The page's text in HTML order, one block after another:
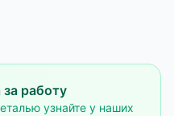
работу
узнайте у наших